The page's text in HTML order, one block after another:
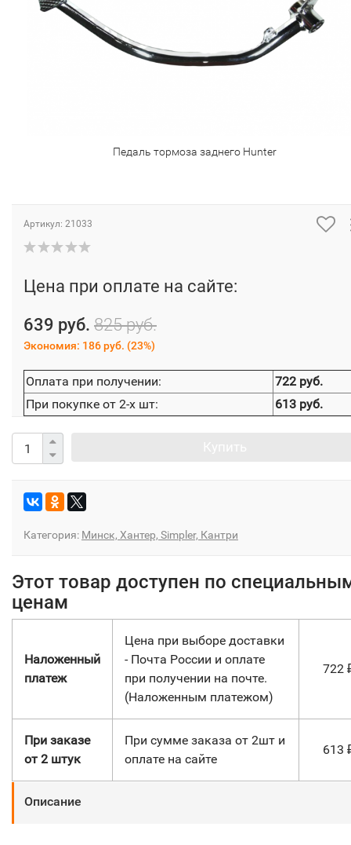
Педаль тормоза заднего Hunter
Артикул: 21033
Цена при оплате на сайте:
639 руб. 825 руб.
Экономия: 186 руб. (23%)
Оплата при получении:
722 руб.
При покупке от 2-х шт:
613 руб.
Категория: Минск, Хантер, Simpler, Кантри
Этот товар доступен по
ценам
Наложенный
платеж
Цена при выборе доставки
- Почта России и оплате
при получении на почте.
(Наложенным платежом)
722
При заказе
от 2 штук
При сумме заказа от 2шт и
оплате на сайте
613
Описание